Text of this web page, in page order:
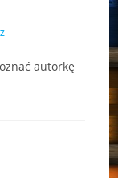
autorkę